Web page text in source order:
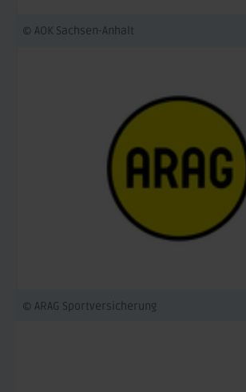
© AOK Sachsen-Anhalt
© ARAG Sportversicherung